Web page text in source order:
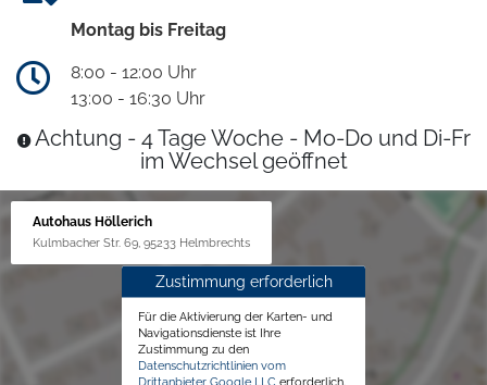
Montag bis Freitag
8:00 - 12:00 Uhr
13:00 - 16:30 Uhr
Achtung - 4 Tage Woche - Mo-Do und Di-Fr
im Wechsel geöffnet
Autohaus Höllerich
Kulmbacher Str. 69, 95233 Helmbrechts
Zustimmung erforderlich
Für die Aktivierung der Karten- und
Navigationsdienste ist Ihre
Zustimmung zu den
Datenschutzrichtlinien vom
Drittanbieter Google LLC erforderlich.